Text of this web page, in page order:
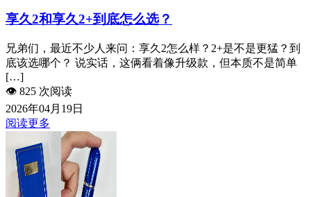
享久2和享久2+到底怎么选？
兄弟们，最近不少人来问：享久2怎么样？2+是不是更猛？到
底该选哪个？ 说实话，这俩看着像升级款，但本质不是简单
[…]
👁️ 825 次阅读
2026年04月19日
阅读更多